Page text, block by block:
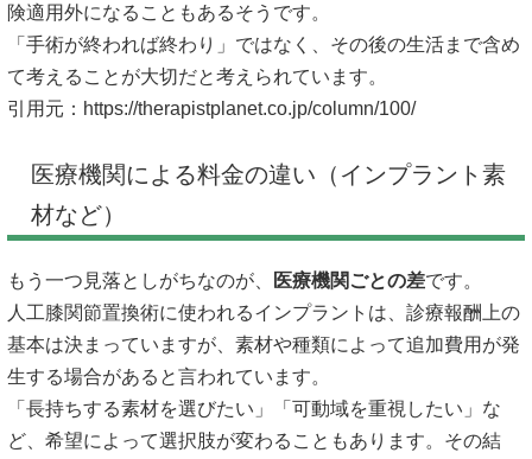
険適用外になることもあるそうです。
「手術が終われば終わり」ではなく、その後の生活まで含め
て考えることが大切だと考えられています。
引用元： https://therapistplanet.co.jp/column/100/
医療機関による料金の違い（インプラント素
材など）
もう一つ見落としがちなのが、 医療機関ごとの差です。
人工膝関節置換術に使われるインプラントは、診療報酬上の
基本は決まっていますが、素材や種類によって追加費用が発
生する場合があると言われています。
「長持ちする素材を選びたい」「可動域を重視したい」な
ど、希望によって選択肢が変わることもあります。その結